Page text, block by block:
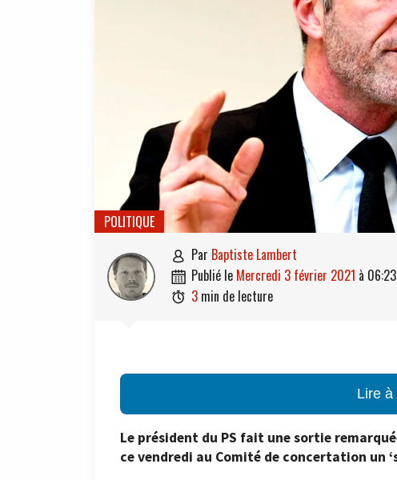
POLITIQUE
 par Baptiste Lambert
 publié le mercredi 3 février 2021 à 06:23
 3 min de lecture
Lire à
Le président du PS fait une sortie
ce vendredi au Comité de concertation un